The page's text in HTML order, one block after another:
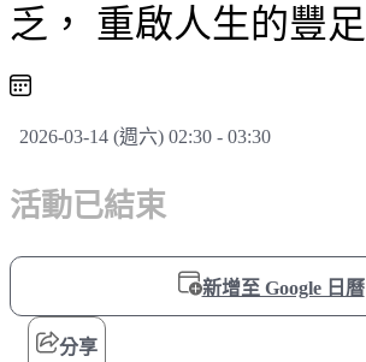
乏， 重啟人生的豐足
2026-03-14 (週六) 02:30 - 03:30
活動已結束
新增至 Google 日曆
分享